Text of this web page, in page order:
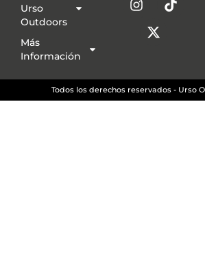
Urso
Outdoors
Más
Información
Todos los derechos reservados - Urso